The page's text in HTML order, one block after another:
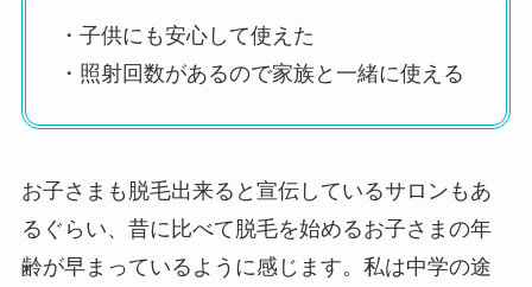
・子供にも安心して使えた
・照射回数があるので家族と一緒に使える
お子さまも脱毛出来ると宣伝しているサロンもあ
るぐらい、昔に比べて脱毛を始めるお子さまの年
齢が早まっているように感じます。私は中学の途